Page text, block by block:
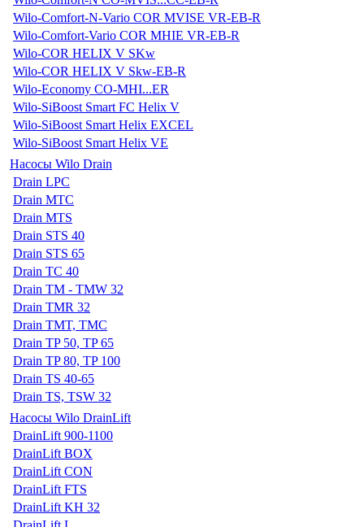
Wilo-Comfort-N-Vario COR MVISE VR-EB-R
Wilo-Comfort-Vario COR MHIE VR-EB-R
Wilo-COR HELIX V SKw
Wilo-COR HELIX V Skw-EB-R
Wilo-Economy CO-MHI...ER
Wilo-SiBoost Smart FC Helix V
Wilo-SiBoost Smart Helix EXCEL
Wilo-SiBoost Smart Helix VE
Насосы Wilo Drain
Drain LPC
Drain MTC
Drain MTS
Drain STS 40
Drain STS 65
Drain TC 40
Drain TM - TMW 32
Drain TMR 32
Drain TMT, TMC
Drain TP 50, TP 65
Drain TP 80, TP 100
Drain TS 40-65
Drain TS, TSW 32
Насосы Wilo DrainLift
DrainLift 900-1100
DrainLift BOX
DrainLift CON
DrainLift FTS
DrainLift KH 32